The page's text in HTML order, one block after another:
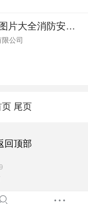
菲力欧安全标志图片大全消防安全标志标识牌环境安全标志标识
公司
页 尾页
回顶部